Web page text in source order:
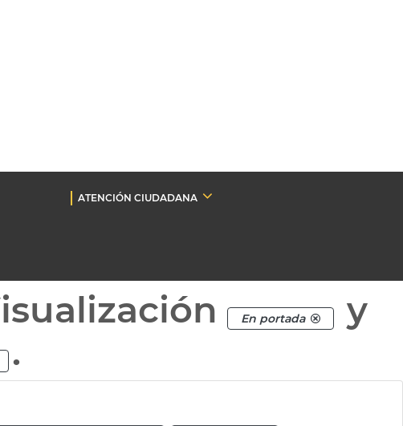
ATENCIÓN CIUDADANA
En portada
y
.